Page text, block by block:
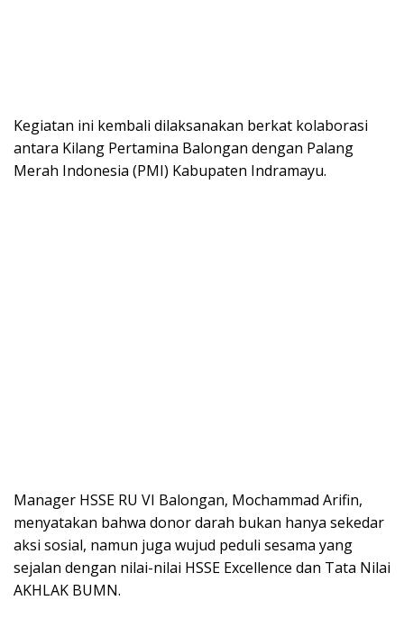
Kegiatan ini kembali dilaksanakan berkat kolaborasi
antara Kilang Pertamina Balongan dengan Palang
Merah Indonesia (PMI) Kabupaten Indramayu.
Manager HSSE RU VI Balongan, Mochammad Arifin,
menyatakan bahwa donor darah bukan hanya sekedar
aksi sosial, namun juga wujud peduli sesama yang
sejalan dengan nilai-nilai HSSE Excellence dan Tata Nilai
AKHLAK BUMN.